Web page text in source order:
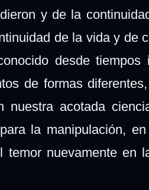
y de la
de la vida y de
desde
de formas
nuestra acotada
la manipulación,
temor nuevamente en